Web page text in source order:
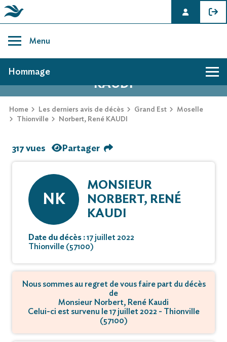
content
Menu
AVIS DE DÉCÈS DE NORBERT, RENÉ
KAUDI
Home Les derniers avis de décès Grand Est
Moselle
Thionville
Norbert, René KAUDI
Hommage
317 vues Partager
NK
MONSIEUR
NORBERT, RENÉ
KAUDI
Date du décès :17 juillet 2022
Thionville (57100)
Nous sommes au regret de vous faire part du décès
de
Monsieur Norbert, René Kaudi
Celui-ci est survenu le 17 juillet 2022 - Thionville
(57100)